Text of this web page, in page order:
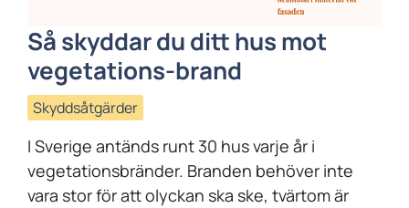
Såskyddar du ditt hus mot
vegetations-brand
Skyddsåtgärder
I Sverige antänds runt 30 hus varje år i
vegetationsbränder. Branden behöver inte
vara stor för att olyckan ska ske, tvärtom är